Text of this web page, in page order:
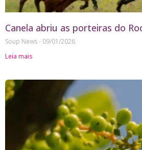
Canela abriu as porteiras do
Soup News
09/01/2026
Leia mais